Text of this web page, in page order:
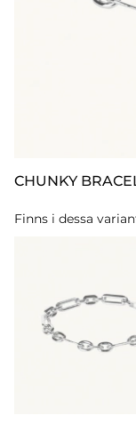
CHUNKY
Finns i dessa